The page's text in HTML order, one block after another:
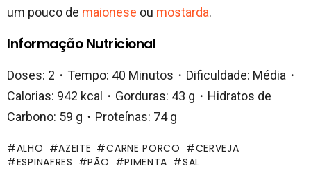
um pouco de maionese ou mostarda.
Informação Nutricional
Doses: 2・Tempo: 40 Minutos・Dificuldade: Média・
Calorias: 942 kcal・Gorduras: 43 g・Hidratos de
Carbono: 59 g・Proteínas: 74 g
ALHO AZEITE CARNE PORCO
CERVEJA
ESPINAFRES
PÃO PIMENTA SAL